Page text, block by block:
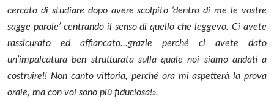
cercato di studiare dopo avere scolpito ‘dentro di me le vostre
sagge parole’ centrando il senso di quello che leggevo.Ci avete
rassicurato ed affiancato…grazie perché ci avete dato
un’impalcatura ben strutturata sulla quale noi siamo andati a
costruire!! Non canto vittoria, perché ora mi aspetterà la prova
orale, ma con voi sono più fiduciosa!».